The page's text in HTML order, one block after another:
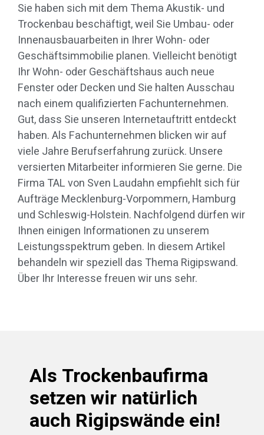
Sie haben sich mit dem Thema Akustik- und
Trockenbau beschäftigt, weil Sie Umbau- oder
Innenausbauarbeiten in Ihrer Wohn- oder
Geschäftsimmobilie planen. Vielleicht benötigt
Ihr Wohn- oder Geschäftshaus auch neue
Fenster oder Decken und Sie halten Ausschau
nach einem qualifizierten Fachunternehmen.
Gut, dass Sie unseren Internetauftritt entdeckt
haben. Als Fachunternehmen blicken wir auf
viele Jahre Berufserfahrung zurück. Unsere
versierten Mitarbeiter informieren Sie gerne. Die
Firma TAL von Sven Laudahn empfiehlt sich für
Aufträge Mecklenburg-Vorpommern, Hamburg
und Schleswig-Holstein. Nachfolgend dürfen wir
Ihnen einigen Informationen zu unserem
Leistungsspektrum geben. In diesem Artikel
behandeln wir speziell das Thema Rigipswand.
Über Ihr Interesse freuen wir uns sehr.
Als Trockenbaufirma
setzen wir natürlich
auch Rigipswände ein!